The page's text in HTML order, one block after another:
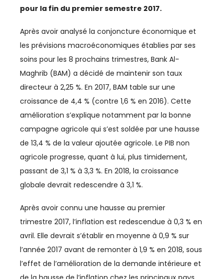
AÉRIEN
AÉRONAUTIQUE
AFRIQUE
AGRICULTURE
AGRO-AGRI
ASSOCIATIONS
AUTOMOBILE
BUSINESS
CAN
CAN 2025
CASABLANCA-SETTAT
pour la fin du premier semestre 2017.
Après avoir analysé la conjoncture économique et
les prévisions macroéconomiques établies par ses
soins pour les 8 prochains trimestres, Bank Al-
Maghrib (BAM) a décidé de maintenir son taux
directeur à 2,25 %. En 2017, BAM table sur une
croissance de 4,4 % (contre 1,6 % en 2016). Cette
amélioration s’explique notamment par la bonne
campagne agricole qui s’est soldée par une hausse
de 13,4 % de la valeur ajoutée agricole. Le PIB non
agricole progresse, quant à lui, plus timidement,
passant de 3,1 % à 3,3 %. En 2018, la croissance
globale devrait redescendre à 3,1 %.
Après avoir connu une hausse au premier
trimestre 2017, l’inflation est redescendue à 0,3 % en
avril. Elle devrait s’établir en moyenne à 0,9 % sur
l’année 2017 avant de remonter à 1,9 % en 2018, sous
l’effet de l’amélioration de la demande intérieure et